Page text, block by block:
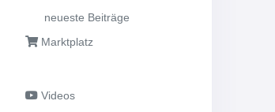
neueste Beiträge
Marktplatz
Videos